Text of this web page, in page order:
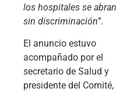
los hospitales se abran
sin discriminación”.
El anuncio estuvo
acompañado por el
secretario de Salud y
presidente del Comité,